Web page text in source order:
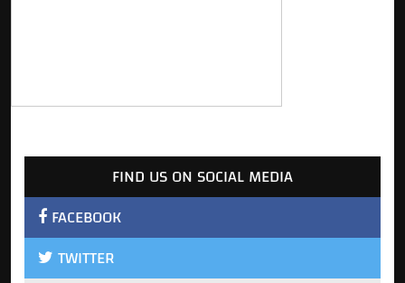
FIND US ON SOCIAL MEDIA
FACEBOOK
TWITTER